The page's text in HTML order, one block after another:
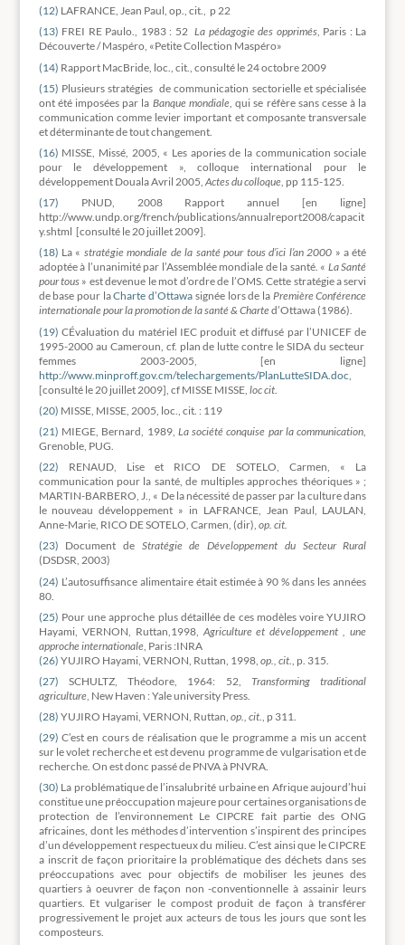
(12) LAFRANCE, Jean Paul, op., cit., p 22
(13) FREI RE Paulo., 1983 : 52La pédagogie des opprimés, Paris : La
Découverte / Maspéro, «Petite Collection Maspéro»
(14) Rapport MacBride, loc., cit., consulté le 24 octobre 2009
(15) Plusieurs stratégies de communication sectorielle et spécialisée
ont été imposées par la Banque mondiale, qui se réfère sans cesse à la
communication comme levier important et composante transversale
et déterminante de tout changement.
(16) MISSE, Missé, 2005, « Les apories de la communication sociale
pour le développement », colloque international pour le
développement Douala Avril 2005, Actes du colloque, pp 115-125.
(17) PNUD, 2008 Rapport annuel [en ligne]
http://www.undp.org/french/publications/annualreport2008/capacit
y.shtml [consulté le 20 juillet 2009].
(18) La « stratégie mondiale de la santé pour tous d’ici l’an 2000 » a été
adoptée à l’unanimité par l’Assemblée mondiale de la santé. « La Santé
pour tous » est devenue le mot d’ordre de l’OMS. Cette stratégie a servi
de base pour laCharte d’Ottawa signée lors de la Première Conférence
internationale pour la promotion de la santé & Charted’Ottawa (1986).
(19) CÉvaluation du matériel IEC produit et diffusé par l’UNICEF de
1995-2000 au Cameroun, cf. plan de lutte contre le SIDA du secteur
femmes 2003-2005, [en ligne]
http://www.minproff.gov.cm/telechargements/PlanLutteSIDA.doc
[consulté le 20 juillet 2009], cf MISSE MISSE, loc cit.
(20) MISSE, MISSE, 2005, loc., cit. : 119
(21) MIEGE, Bernard, 1989, La société conquise par la communication
Grenoble, PUG.
(22) RENAUD, Lise et RICO DE SOTELO, Carmen, « La
communication pour la santé, de multiples approches théoriques » ;
MARTIN-BARBERO, J., « De la nécessité de passer par la culture dans
le nouveau développement » in LAFRANCE, Jean Paul, LAULAN,
Anne-Marie, RICO DE SOTELO, Carmen, (dir), op. cit.
(23) Document de Stratégie de Développement du Secteur Rural
(DSDSR, 2003)
(24) L’autosuffisance alimentaire était estimée à 90 % dans les années
80.
(25) Pour une approche plus détaillée de ces modèles voire YUJIRO
Hayami, VERNON, Ruttan,1998, Agriculture et développement , une
approche internationale, Paris :INRA
(26) YUJIRO Hayami, VERNON, Ruttan, 1998, op., cit., p. 315.
(27) SCHULTZ, Théodore, 1964: 52,Transforming traditional
agriculture, New Haven : Yale university Press.
(28) YUJIRO Hayami, VERNON, Ruttan, op., cit., p 311.
(29) C’est en cours de réalisation que le programme a mis un accent
sur le volet recherche et est devenu programme de vulgarisation et de
recherche. On est donc passé de PNVA à PNVRA.
(30) La problématique de l’insalubrité urbaine en Afrique aujourd’hui
constitue une préoccupation majeure pour certaines organisations de
protection de l’environnement Le CIPCRE fait partie des ONG
africaines, dont les méthodes d’intervention s’inspirent des principes
d’un développement respectueux du milieu. C’est ainsi que le CIPCRE
a inscrit de façon prioritaire la problématique des déchets dans ses
préoccupations avec pour objectifs de mobiliser les jeunes des
quartiers à oeuvrer de façon non -conventionnelle à assainir leurs
quartiers. Et vulgariser le compost produit de façon à transférer
progressivement le projet aux acteurs de tous les jours que sont les
composteurs.